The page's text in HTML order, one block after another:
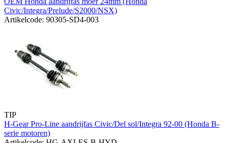
Civic/Integra/Prelude/S2000/NSX)
Artikelcode: 90305-SD4-003
TIP
H-Gear Pro-Line aandrijfas Civic/Del sol/Integra 92-00 (Honda B-
serie motoren)